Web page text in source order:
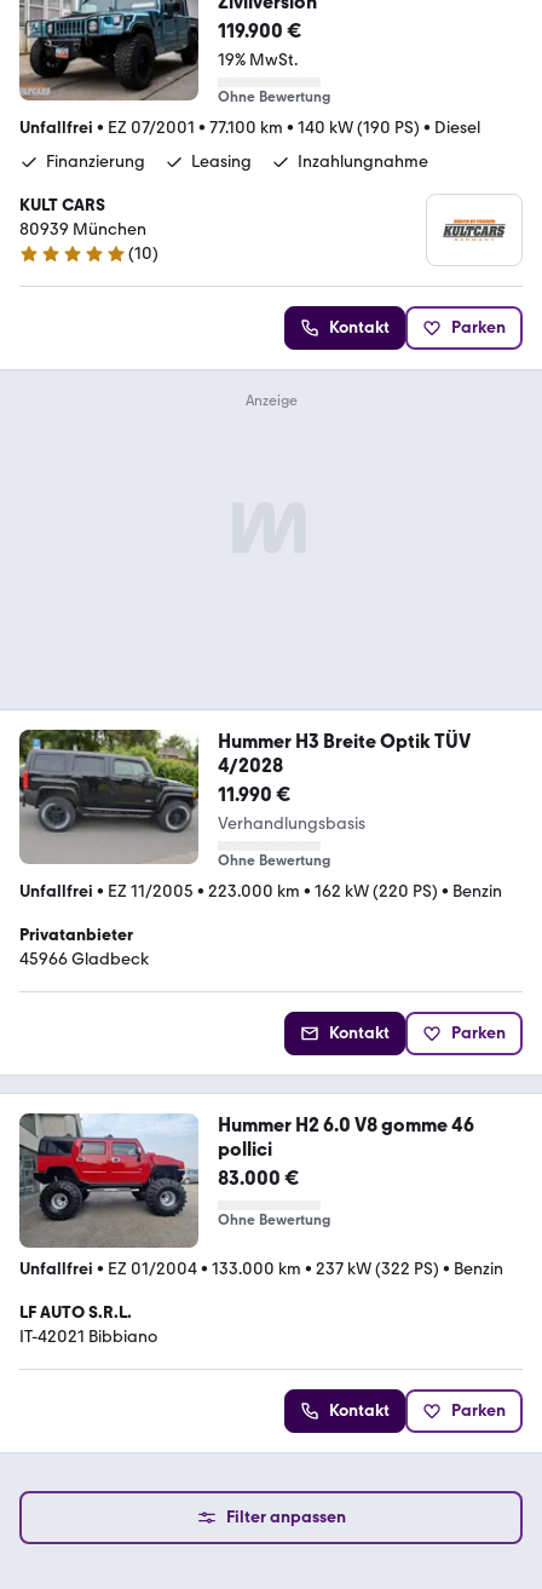
119.900 €
19% MwSt.
Ohne Bewertung
Unfallfrei • EZ 07/2001 • 77.100 km • 140 kW (190 PS) • Diesel
Finanzierung
Leasing Inzahlungnahme
KULT CARS
80939 München
5 Sterne
(10)
Kontakt Parken
Hummer H3 Breite Optik TÜV
4/2028
11.990 €
Verhandlungsbasis
Ohne Bewertung
Unfallfrei • EZ 11/2005 • 223.000 km • 162 kW (220 PS) • Benzin
Privatanbieter
45966 Gladbeck
Kontakt Parken
Hummer H2 6.0 V8 gomme 46
pollici
83.000 €
Ohne Bewertung
Unfallfrei • EZ 01/2004• 133.000 km • 237 kW (322 PS) • Benzin
LF AUTO S.R.L.
IT-42021 Bibbiano
Kontakt Parken
Filter anpassen